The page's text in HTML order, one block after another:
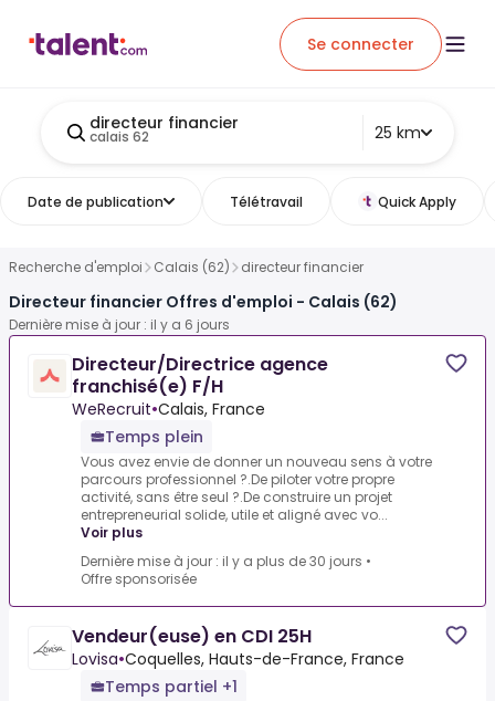
Se connecter
directeur financier
calais 62 25 km
Date de publication Télétravail Quick Apply
Recherche d'emploi Calais (62) directeur financier
Directeur financier Offres d'emploi - Calais (62)
Dernière mise à jour : il y a 6 jours
Directeur/Directrice agence
franchisé(e) F/H
WeRecruit•Calais, France
Temps plein
Vous avez envie de donner un nouveau sens à votre
parcours professionnel ?.De piloter votre propre
activité, sans être seul ?.De construire un projet
entrepreneurial solide, utile et aligné avec vo...
Voir plus
Dernière mise à jour : il y a plus de 30 jours •
Offre sponsorisée
Vendeur(euse) en CDI 25H
Lovisa•Coquelles, Hauts-de-France, France
Temps partiel +1